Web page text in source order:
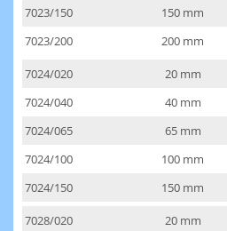
7023/150
150 mm
7023/200
200 mm
7024/020 20 mm
7024/040
40 mm
7024/065
65 mm
7024/100
100 mm
7024/150
150 mm
7028/020 20 mm